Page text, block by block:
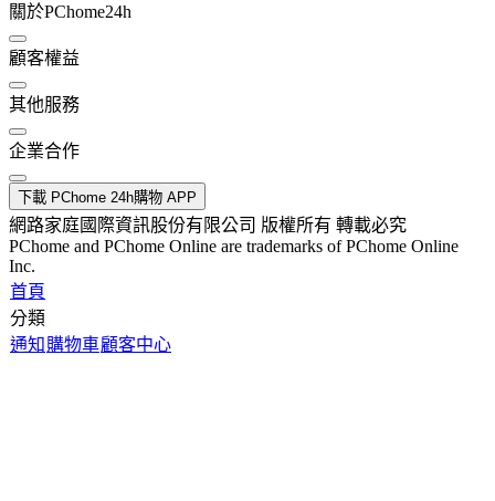
關於PChome24h
顧客權益
其他服務
企業合作
下載 PChome 24h購物 APP
網路家庭國際資訊股份有限公司 版權所有 轉載必究
PChome and PChome Online are trademarks of PChome Online
Inc.
首頁
分類
通知 購物車顧客中心